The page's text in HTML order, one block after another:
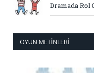
Dramada Rol
OYUN METINLERI